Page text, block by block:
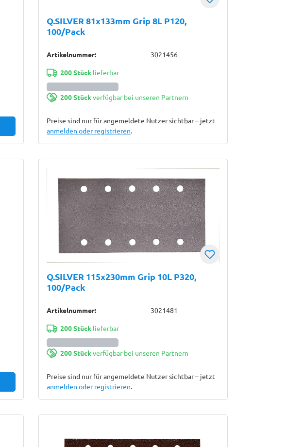
Q.SILVER 81x133mm Grip 8L P120,
100/Pack
Artikelnummer: 3021456
200 Stücklieferbar
200 Stückverfügbar bei unseren Partnern
Preise sind nur für angemeldete Nutzer sichtbar – jetzt
anmelden oder registrieren.
Q.SILVER 115x230mm Grip 10L P320,
100/Pack
Artikelnummer: 3021481
200 Stücklieferbar
200 Stückverfügbar bei unseren Partnern
Preise sind nur für angemeldete Nutzer sichtbar – jetzt
anmelden oder registrieren.